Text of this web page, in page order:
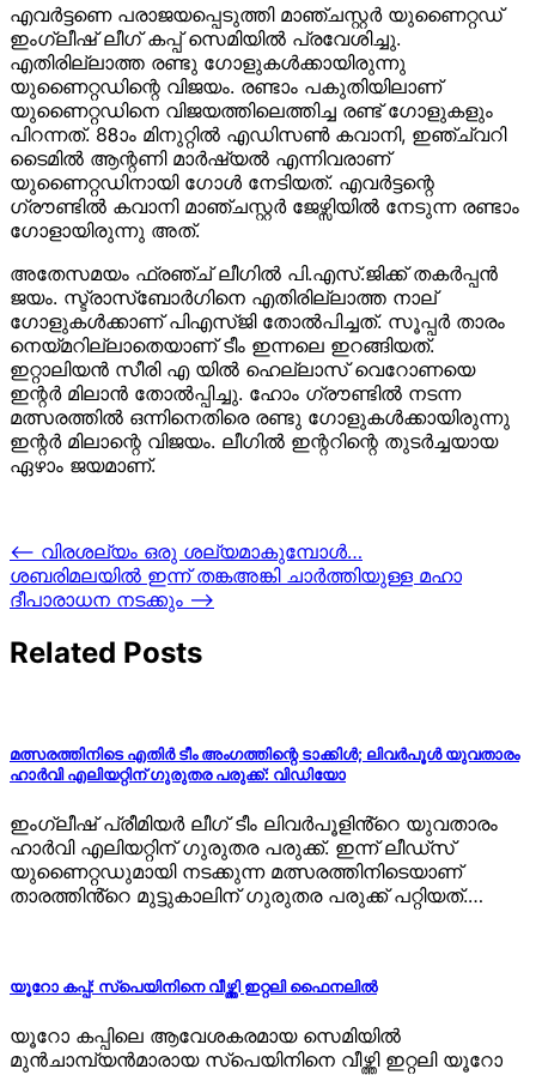
എവർട്ടണെ പരാജയപ്പെടുത്തി മാഞ്ചസ്റ്റർ യുണൈറ്റഡ്
ഇംഗ്ലീഷ് ലീഗ് കപ്പ് സെമിയില്‍ പ്രവേശിച്ചു.
എതിരില്ലാത്ത രണ്ടു ഗോളുകൾക്കായിരുന്നു
യുണൈറ്റഡിന്റെ വിജയം. രണ്ടാം പകുതിയിലാണ്
യുണൈറ്റഡിനെ വിജയത്തിലെത്തിച്ച രണ്ട് ഗോളുകളും
പിറന്നത്. 88ാം മിനുറ്റില്‍ എഡിസണ്‍ കവാനി, ഇഞ്ച്വറി
ടൈമില്‍ ആന്റണി മാര്‍ഷ്യല്‍ എന്നിവരാണ്
യുണൈറ്റഡിനായി ഗോള്‍ നേടിയത്. എവർട്ടന്റെ
ഗ്രൗണ്ടിൽ കവാനി മാഞ്ചസ്റ്റർ ജേഴ്സിയിൽ നേടുന്ന രണ്ടാം
ഗോളായിരുന്നു അത്.
അതേസമയം ഫ്രഞ്ച് ലീഗില്‍ പി.എസ്.ജിക്ക് തകര്‍പ്പന്‍
ജയം. സ്ട്രാസ്‌ബോര്‍ഗിനെ എതിരില്ലാത്ത നാല്
ഗോളുകള്‍ക്കാണ് പിഎസ്ജി തോല്‍പിച്ചത്. സൂപ്പര്‍ താരം
നെയ്മറില്ലാതെയാണ് ടീം ഇന്നലെ ഇറങ്ങിയത്.
ഇറ്റാലിയന്‍ സീരി എ യില്‍ ഹെല്ലാസ് വെറോണയെ
ഇന്റർ മിലാൻ തോൽപ്പിച്ചു. ഹോം ഗ്രൗണ്ടിൽ നടന്ന
മത്സരത്തിൽ ഒന്നിനെതിരെ രണ്ടു ഗോളുകൾക്കായിരുന്നു
ഇന്റർ മിലാന്റെ വിജയം. ലീഗില്‍ ഇന്ററിന്റെ തുടര്‍ച്ചയായ
ഏഴാം ജയമാണ്.
Post
navigation
⟵ വിരശല്യം ഒരു ശല്യമാകുമ്പോള്‍…
ശബരിമലയിൽ ഇന്ന് തങ്കഅങ്കി ചാർത്തിയുള്ള മഹാ
ദീപാരാധന നടക്കും ⟶
Related Posts
മത്സരത്തിനിടെ എതിർ ടീം അംഗത്തിന്റെ ടാക്കിൾ; ലിവർപൂൾ യുവതാരം
ഹാർവി എലിയറ്റിന് ഗുരുതര പരുക്ക്: വിഡിയോ
ഇംഗ്ലീഷ് പ്രീമിയർ ലീഗ് ടീം ലിവർപൂളിൻ്റെ യുവതാരം
ഹാർവി എലിയറ്റിന് ഗുരുതര പരുക്ക്. ഇന്ന് ലീഡ്സ്
യുണൈറ്റഡുമായി നടക്കുന്ന മത്സരത്തിനിടെയാണ്
താരത്തിൻ്റെ മുട്ടുകാലിന് ഗുരുതര പരുക്ക് പറ്റിയത്.…
യൂറോ കപ്പ്: സ്പെയിനിനെ വീഴ്ത്തി ഇറ്റലി ഫൈനലില്‍
യൂറോ കപ്പിലെ ആവേശകരമായ സെമിയില്‍
മുന്‍ചാമ്പ്യൻമാരായ സ്‌പെയിനിനെ വീഴ്ത്തി ഇറ്റലി യൂറോ